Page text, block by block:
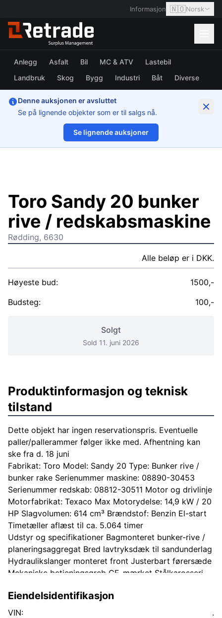
Informasjon 🇳🇴Norsk
Anlegg Asfalt Bil MC & ATV
Lastebil
Landbruk
Skog Bygg Industri Båt Diverse
Denne auksjonen er avsluttet
Se på lignende objekter som er til salgs nå.
Se lignende auksjoner
1/24
Toro Sandy 20 bunker
rive / redskabsmaskine
Rødding, 6630
Alle beløp er i DKK.
Høyeste bud:
1500,-
Budsteg:
100,-
Solgt
Sold 11. juni 2026
Produktinformasjon og teknisk
tilstand
Dette objekt har ingen reservationspris. Eventuelle
paller/pallerammer følger ikke med. Afhentning kan
ske fra d. 18 juni
Fabrikat: Toro Model: Sandy 20 Type: Bunker rive /
bunker rake Serienummer maskine: 08890-30453
Serienummer redskab: 08812-30511 Motor og drivlinje
Motorfabrikat: Texaco Max Motorydelse: 14,9 kW / 20
HP Slagvolumen: 614 cm³ Brændstof: Benzin El-start
Timetæller aflæst til ca. 5.064 timer
Udstyr og specifikationer Bagmonteret bunker-rive /
planeringsaggregat Bred lavtryksdæk til sandunderlag
Hydraulikslanger monteret front Justerbart førersæde
Mekaniske betjeningsgreb CE-mærket Stålkarosseri
Identifikation fra typeskilte Maskine: Modelnr.: 08890
Serienr.: 30453
Eiendelsidentifikasjon
VIN: .